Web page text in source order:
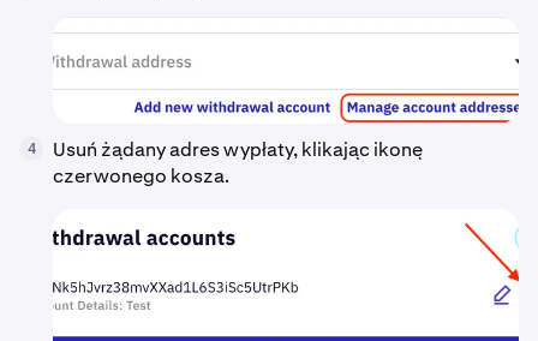
4
Usuń żądany adres wypłaty, klikając ikonę
czerwonego kosza.